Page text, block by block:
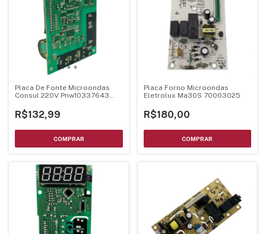
Placa De Fonte Microondas
Consul 220V Pnw10337643
R$132,99
Placa Forno Microondas
Eletrolux Ma30S 70003025
R$180,00